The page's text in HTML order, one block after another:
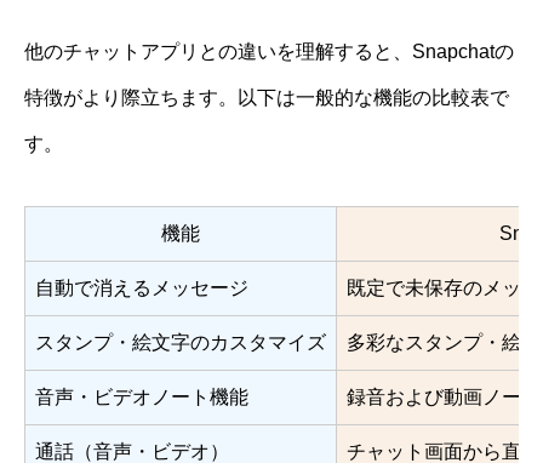
他のチャットアプリとの違いを理解すると、Snapchatの
特徴がより際立ちます。以下は一般的な機能の比較表で
す。
機能
自動で消えるメッセージ 既定で未保存のメッ
スタンプ・絵文字のカスタマイズ 多彩なスタンプ・絵
音声・ビデオノート機能 録音および動画ノー
通話（音声・ビデオ） チャット画面から直